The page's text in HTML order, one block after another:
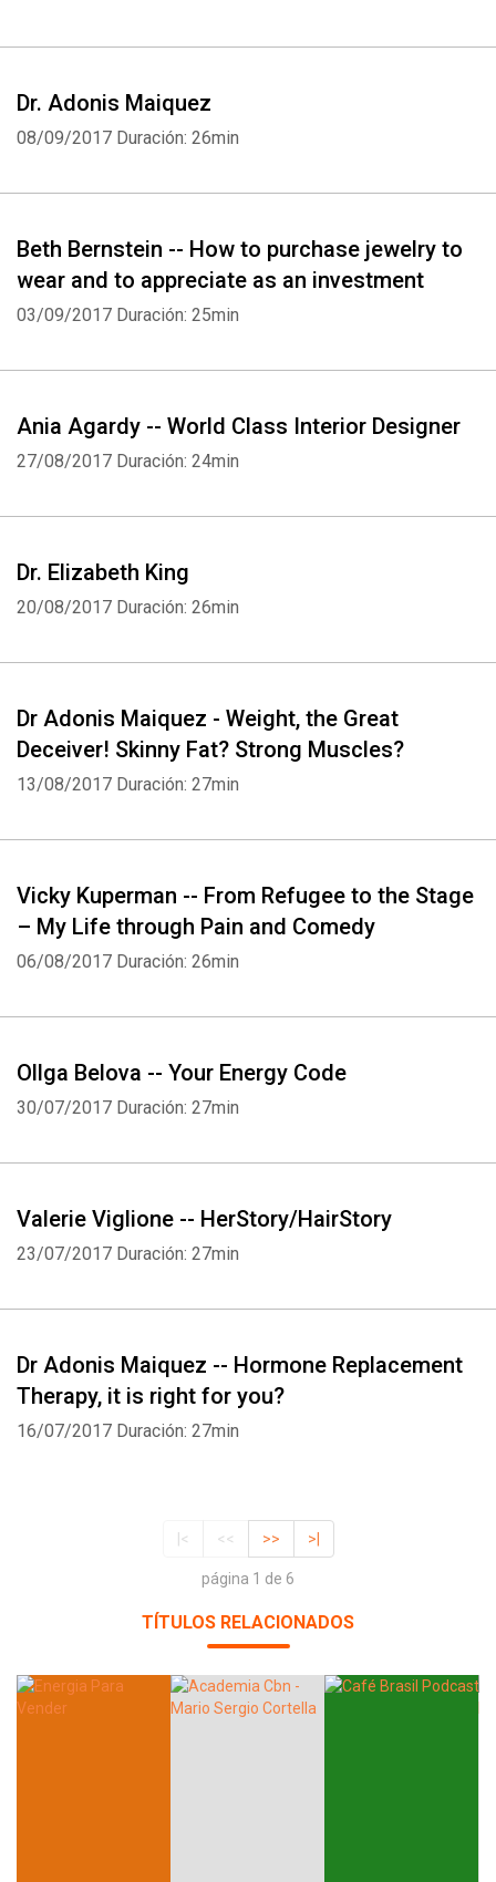
Dr. Adonis Maiquez
08/09/2017 Duración: 26min
Beth Bernstein -- How to purchase jewelry to
wear and to appreciate as an investment
03/09/2017 Duración: 25min
Ania Agardy -- World Class Interior Designer
27/08/2017 Duración: 24min
Dr. Elizabeth King
20/08/2017 Duración: 26min
Dr Adonis Maiquez - Weight, the Great
Deceiver! Skinny Fat? Strong Muscles?
13/08/2017 Duración: 27min
Vicky Kuperman -- From Refugee to the Stage
– My Life through Pain and Comedy
06/08/2017 Duración: 26min
Ollga Belova -- Your Energy Code
30/07/2017 Duración: 27min
Valerie Viglione -- HerStory/HairStory
23/07/2017 Duración: 27min
Dr Adonis Maiquez -- Hormone Replacement
Therapy, it is right for you?
16/07/2017 Duración: 27min
|< << >> >|
página 1 de 6
TÍTULOS RELACIONADOS
Whatsapp Facebook